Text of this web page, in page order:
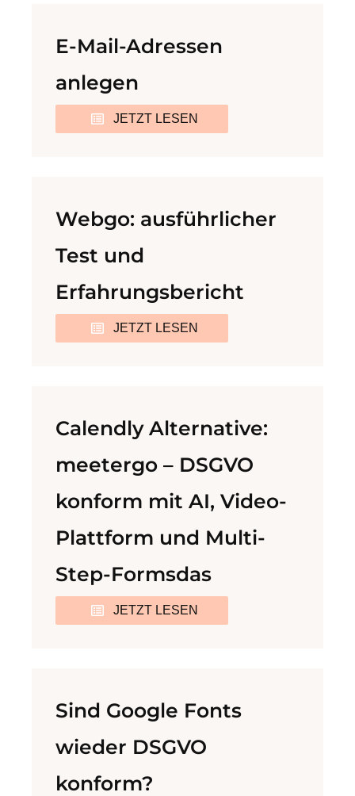
E-Mail-Adressen
anlegen
JETZT LESEN
Webgo: ausführlicher
Test und
Erfahrungsbericht
JETZT LESEN
Calendly Alternative:
meetergo – DSGVO
konform mit AI, Video-
Plattform und Multi-
Step-Formsdas
JETZT LESEN
Sind Google Fonts
wieder DSGVO
konform?